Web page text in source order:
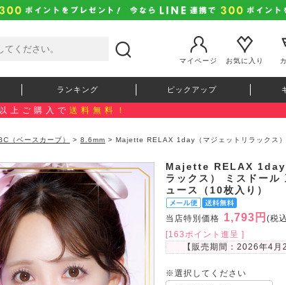
マイページ
お気に入り
ランキング ピックアップ
ご購入で 送料無料！
（ベースカーブ） > 8.6mm > Majette RELAX 1day（マジェットリラックス
Majette RELAX 1day
ラックス） ミスドール
ュース（10枚入り）
当店特別価格 1,793円 (税
[163ポイント進呈 ]
【販売期間： 2026年4月